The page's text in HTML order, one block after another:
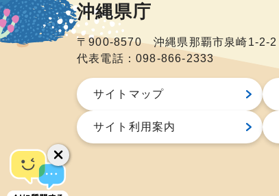
沖縄県庁
〒900-8570 沖縄県那覇市泉崎1-2-2
代表電話：098-866-2333
サイトマップ
サイト利用案内